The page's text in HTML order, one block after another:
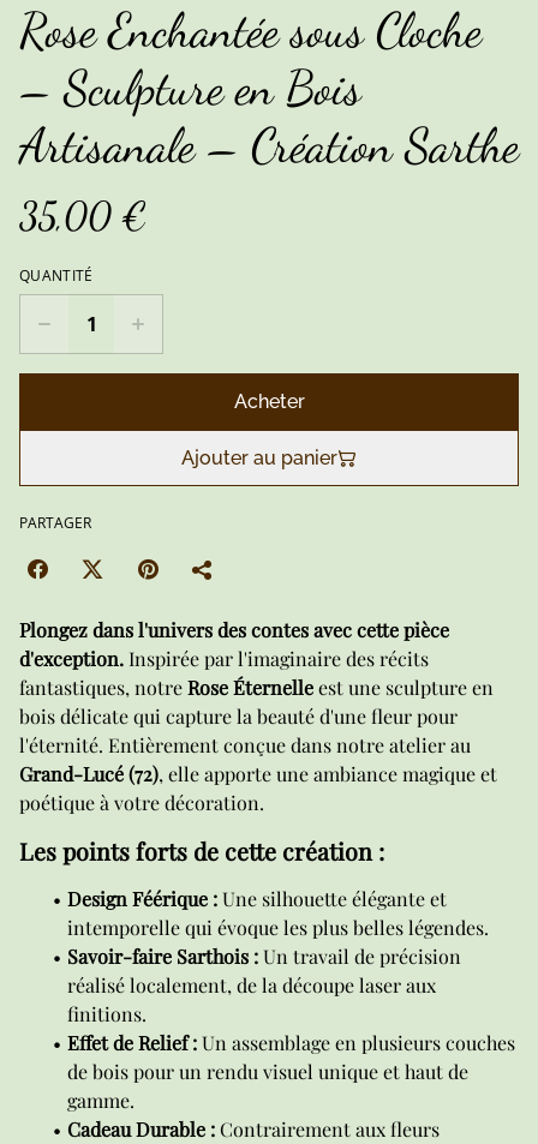
Rose Enchantée sous Cloche
– Sculpture en Bois
Artisanale – Création Sarthe
35,00 €
QUANTITÉ
Acheter
Ajouter au panier
PARTAGER
Plongez dans l'univers des contes avec cette pièce
d'exception.Inspirée par l'imaginaire des récits
fantastiques, notreRose Éternelleest une sculpture en
bois délicate qui capture la beauté d'une fleur pour
l'éternité. Entièrement conçue dans notre atelier au
Grand-Lucé (72), elle apporte une ambiance magique et
poétique à votre décoration.
Les points forts de cette création :
Design Féérique :Une silhouette élégante et
intemporelle qui évoque les plus belles légendes.
Savoir-faire Sarthois :Un travail de précision
réalisé localement, de la découpe laser aux
finitions.
Effet de Relief :Un assemblage en plusieurs couches
de bois pour un rendu visuel unique et haut de
gamme.
Cadeau Durable :Contrairement aux fleurs